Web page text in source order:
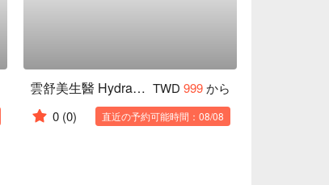
雲舒美生醫 Hydra Lab｜台北公館店 TWD 999から
0 (0) 直近の予約可能時間：08/08